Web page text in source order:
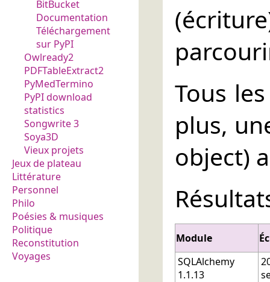
BitBucket
Documentation
Téléchargement
sur PyPI
Owlready2
PDFTableExtract2
PyMedTermino
PyPI download
statistics
Songwrite 3
Soya3D
Vieux projets
Jeux de plateau
Littérature
Personnel
Philo
Poésies & musiques
Politique
Reconstitution
Voyages
Tous
plus,
object)
Module
SQLAlchemy
1.1.13